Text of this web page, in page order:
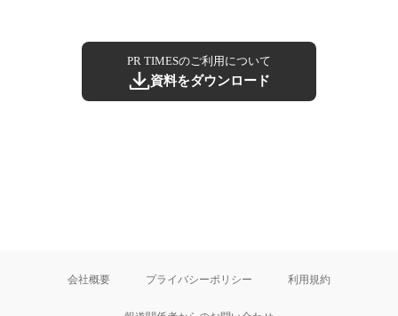
PR TIMESのご利用について
資料をダウンロード
会社概要 プライバシーポリシー 利用規約